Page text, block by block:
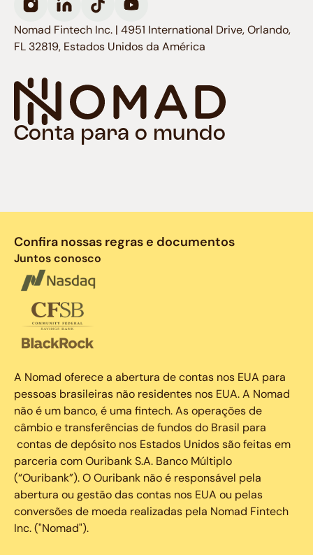
Conta para o mundo
Nomad Fintech Inc. | 4951 International Drive, Orlando,
FL 32819, Estados Unidos da América
Confira nossas regras e documentos
Juntos conosco
A Nomad oferece a abertura de contas nos EUA para
pessoas brasileiras não residentes nos EUA. A Nomad
não é um banco, é uma fintech. As operações de
câmbio e transferências de fundos do Brasil para
contas de depósito nos Estados Unidos são feitas em
parceria com Ouribank S.A. Banco Múltiplo
(“Ouribank”). O Ouribank não é responsável pela
abertura ou gestão das contas nos EUA ou pelas
conversões de moeda realizadas pela Nomad Fintech
Inc. ("Nomad").